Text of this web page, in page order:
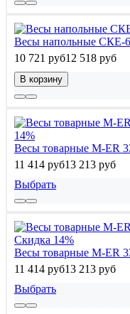
Весы напольные СКЕ-
10 721 руб12 518 руб
В корзину
14%
Весы товарные M-ER
11 414 руб13 213 руб
Выбрать
Скидка 14%
Весы товарные M-ER
11 414 руб13 213 руб
Выбрать